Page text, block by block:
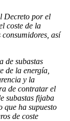
Decreto por el
coste de la
así
de subastas
de la energía,
y la
de contratar el
subastas fijaba
que ha supuesto
de coste